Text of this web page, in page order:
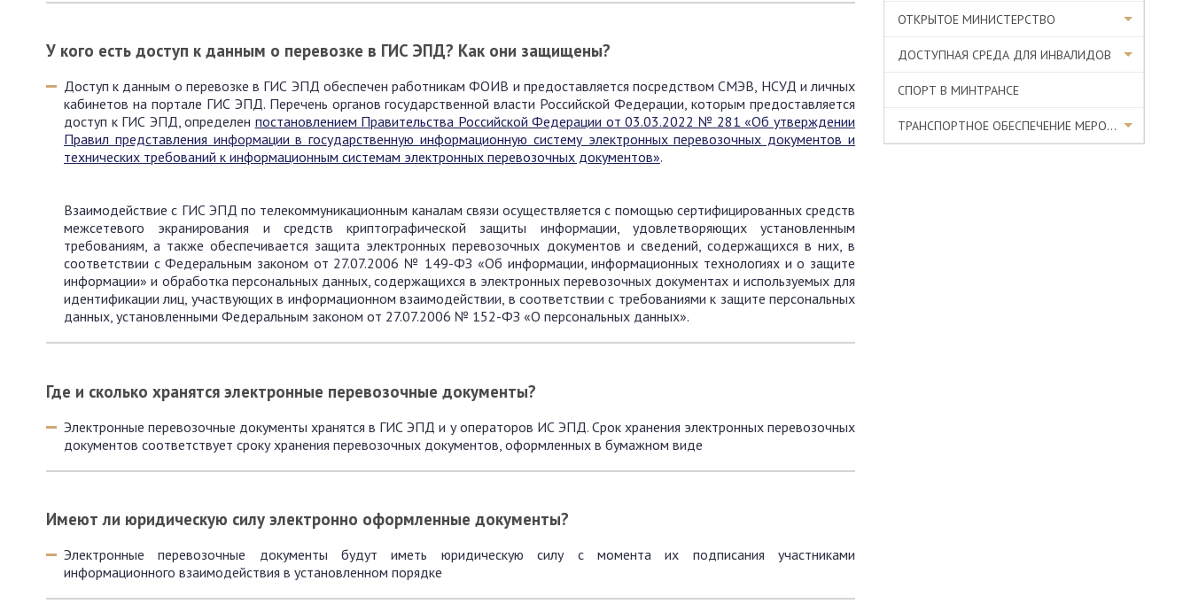
У кого есть доступ к данным о перевозке в ГИС ЭПД? Как они защищены?
Доступ к данным о перевозке в ГИС ЭПД обеспечен работникам ФОИВ и предоставляется посредством СМЭВ, НСУД и личных
кабинетов на портале ГИС ЭПД. Перечень органов государственной власти Российской Федерации, которым предоставляется
доступ к ГИС ЭПД, определен постановлением Правительства Российской Федерации от 03.03.2022 № 281 «Об утверждении
Правил представления информации в государственную информационную систему электронных перевозочных документов и
технических требований к информационным системам электронных перевозочных документов».
Взаимодействие с ГИС ЭПД по телекоммуникационным каналам связи осуществляется с помощью сертифицированных средств
межсетевого экранирования и средств криптографической защиты информации, удовлетворяющих установленным
требованиям, а также обеспечивается защита электронных перевозочных документов и сведений, содержащихся в них, в
соответствии с Федеральным законом от 27.07.2006 № 149-ФЗ «Об информации, информационных технологиях и о защите
информации» и обработка персональных данных, содержащихся в электронных перевозочных документах и используемых для
идентификации лиц, участвующих в информационном взаимодействии, в соответствии с требованиями к защите персональных
данных, установленными Федеральным законом от 27.07.2006 № 152-ФЗ «О персональных данных».
Где и сколько хранятся электронные перевозочные документы?
Электронные перевозочные документы хранятся в ГИС ЭПД и у операторов ИС ЭПД. Срок хранения электронных перевозочных
документов соответствует сроку хранения перевозочных документов, оформленных в бумажном виде
Имеют ли юридическую силу электронно оформленные документы?
Электронные перевозочные документы будут иметь юридическую силу с момента их подписания участниками
информационного взаимодействия в установленном порядке
ОТКРЫТОЕ МИНИСТЕРСТВО
ДОСТУПНАЯ СРЕДА ДЛЯ ИНВАЛИДОВ
СПОРТ В МИНТРАНСЕ
ТРАНСПОРТНОЕ ОБЕСПЕЧЕНИЕ МЕРОПРИЯТИЙ